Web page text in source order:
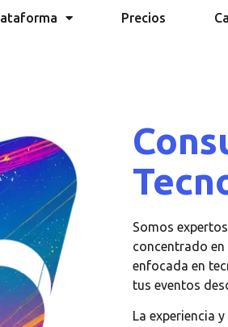
Precios
Somos
concentrado
enfocada en
tus eventos
La experiencia